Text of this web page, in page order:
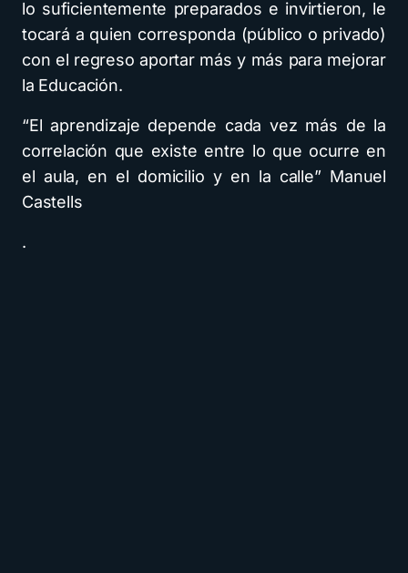
lo suficientemente preparados e invirtieron, le
tocará a quien corresponda (público o privado)
con el regreso aportar más y más para mejorar
la Educación.
“El aprendizaje depende cada vez más de la
correlación que existe entre lo que ocurre en
el aula, en el domicilio y en la calle” Manuel
Castells
.